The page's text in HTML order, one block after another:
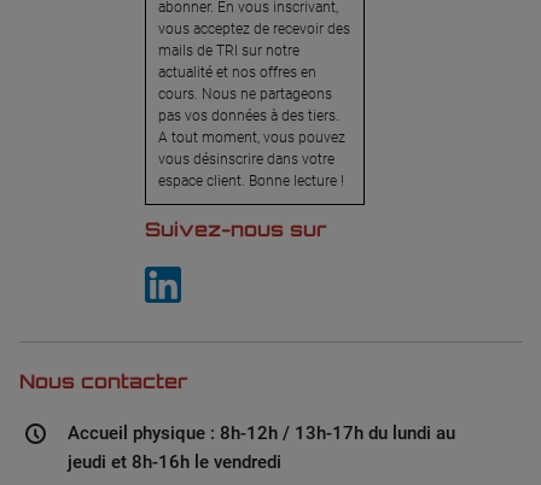
abonner. En vous inscrivant,
vous acceptez de recevoir des
mails de TRI sur notre
actualité et nos offres en
cours. Nous ne partageons
pas vos données à des tiers.
A tout moment, vous pouvez
vous désinscrire dans votre
espace client. Bonne lecture !
Suivez-nous sur
Nous contacter
Accueil physique : 8h-12h / 13h-17h du lundi au
jeudi et 8h-16h le vendredi